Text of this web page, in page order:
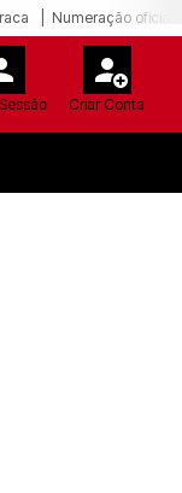
Numeração oficial
Criar Conta